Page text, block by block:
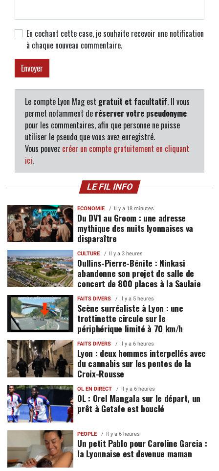
En cochant cette case, je souhaite recevoir une notification
à chaque nouveau commentaire.
Le compte Lyon Mag est gratuit et facultatif. Il vous
permet notamment de réserver votre pseudonyme
pour les commentaires, afin que personne ne puisse
utiliser le pseudo que vous avez enregistré.
Vous pouvez créer un compte gratuitement en cliquant
ici.
LE FIL INFO
ECONOMIE Il y a 18 minutes
Du DV1 au Groom : une adresse
mythique des nuits lyonnaises va
disparaître
CULTURE Il y a 3 heures
Oullins-Pierre-Bénite : Ninkasi
abandonne son projet de salle de
concert de 800 places à la Saulaie
FAITS DIVERS Il y a 5 heures
Scène surréaliste à Lyon : une
trottinette circule sur le
périphérique limité à 70 km/h
FAITS DIVERS Il y a 6 heures
Lyon : deux hommes interpellés avec
du cannabis sur les pentes de la
Croix-Rousse
OL EN DIRECT Il y a 6 heures
OL : Orel Mangala sur le départ, un
prêt à Getafe est bouclé
PEOPLE Il y a 6 heures
Un petit Pablo pour Caroline Garcia :
la Lyonnaise est devenue maman